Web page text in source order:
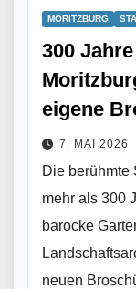
MORITZBURG
300
eigene
7. MAI 2026
Die berühmte
mehr als 300
barocke
neuen